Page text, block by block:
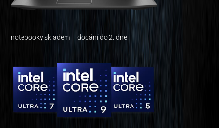
notebooky skladem – dodání do 2. dne